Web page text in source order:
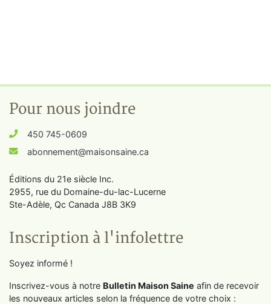
Pour nous joindre
450 745-0609
abonnement@maisonsaine.ca
Éditions du 21e siècle Inc.
2955, rue du Domaine-du-lac-Lucerne
Ste-Adèle, Qc Canada J8B 3K9
Inscription à l'infolettre
Soyez informé !
Inscrivez-vous à notre Bulletin Maison Saine afin de recevoir
les nouveaux articles selon la fréquence de votre choix :